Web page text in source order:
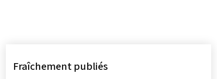
Fraîchement publiés